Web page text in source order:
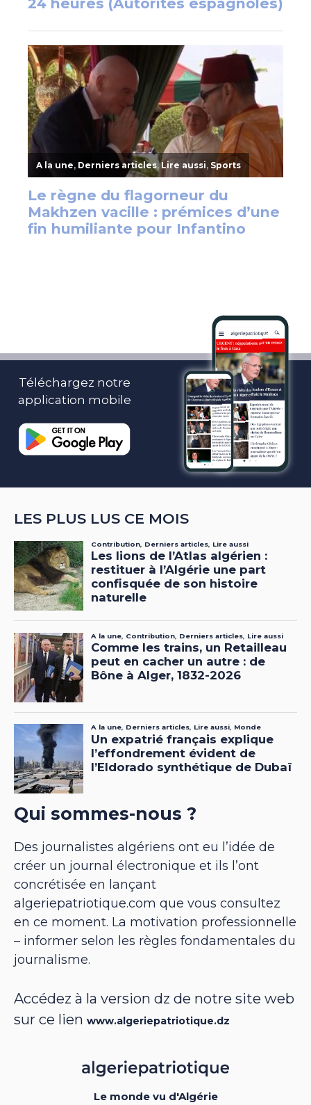
Téléchargez notre
application mobile
LES PLUS LUS CE MOIS
Qui sommes-nous ?
Des journalistes algériens ont eu l’idée de
créer un journal électronique et ils l’ont
concrétisée en lançant
algeriepatriotique.com que vous consultez
en ce moment. La motivation professionnelle
– informer selon les règles fondamentales du
journalisme.
Accédez à la version dz de notre site web
sur ce lien www.algeriepatriotique.dz
Le monde vu d'Algérie